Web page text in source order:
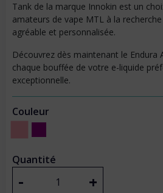
Tank de la marque Innokin est un
amateurs de vape MTL à la
agréable et personnalisée.
Découvrez dès maintenant le Endura
chaque bouffée de votre e-liquide
exceptionnelle.
Couleur
Rose
Quantité
+
-